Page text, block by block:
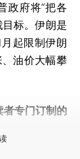
府将“把各
目标。伊朗是
起限制伊朗
油价大幅攀
专门订制的